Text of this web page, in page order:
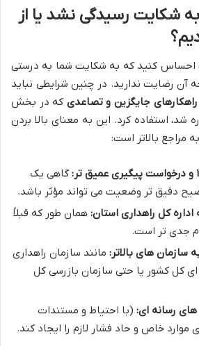
شکایت رسیدگی نشد یا از
کنید که به شکایت شما به درستی
آن رضایت ندارید. در چنین شرایطی نباید
راهکارهای جایگزین و تصاعدی که در بخش
شد، استفاده کرد. این به معنای بالا بردن
مراجع بالاتر است:
گاهی یک
دقیق تر وضعیت می تواند مؤثر باشد.
کل راهداری استان: همان طور که قبلاً
جدی تر است.
سازمان های بالاتر: مانند سازمان راهداری
کل کشور یا حتی سازمان بازرسی کل
رسانه ای: (با احتیاط و مستندات
موارد خاص و حاد فشار لازم را ایجاد کند.